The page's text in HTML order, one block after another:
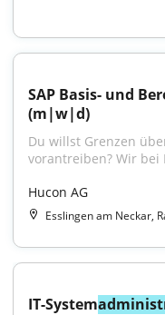
SAP Basis- und
(m|w|d)
Du willst Grenzen
vorantreiben? Wir bei
Hucon AG
Esslingen am Neckar,
IT-System